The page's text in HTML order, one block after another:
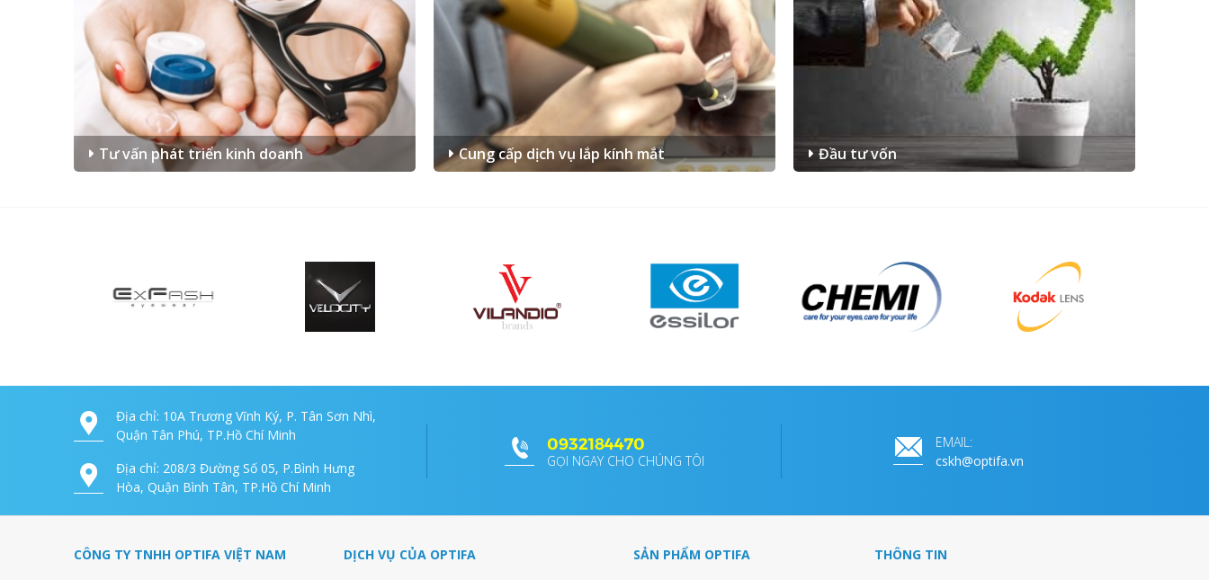
Tư vấn phát triển kinh doanh Cung cấp dịch vụ lắp kính mắt Đầu tư vốn
Địa chỉ: 10A Trương Vĩnh Ký, P. Tân Sơn Nhì,
Quận Tân Phú, TP.Hồ Chí Minh
Địa chỉ: 208/3 Đường Số 05, P.Bình Hưng
Hòa, Quận Bình Tân, TP.Hồ Chí Minh
0932184470
GỌI NGAY CHO CHÚNG TÔI
EMAIL:
cskh@optifa.vn
CÔNG TY TNHH OPTIFA VIỆT NAM DỊCH VỤ CỦA OPTIFA SẢN PHẨM OPTIFA THÔNG TIN